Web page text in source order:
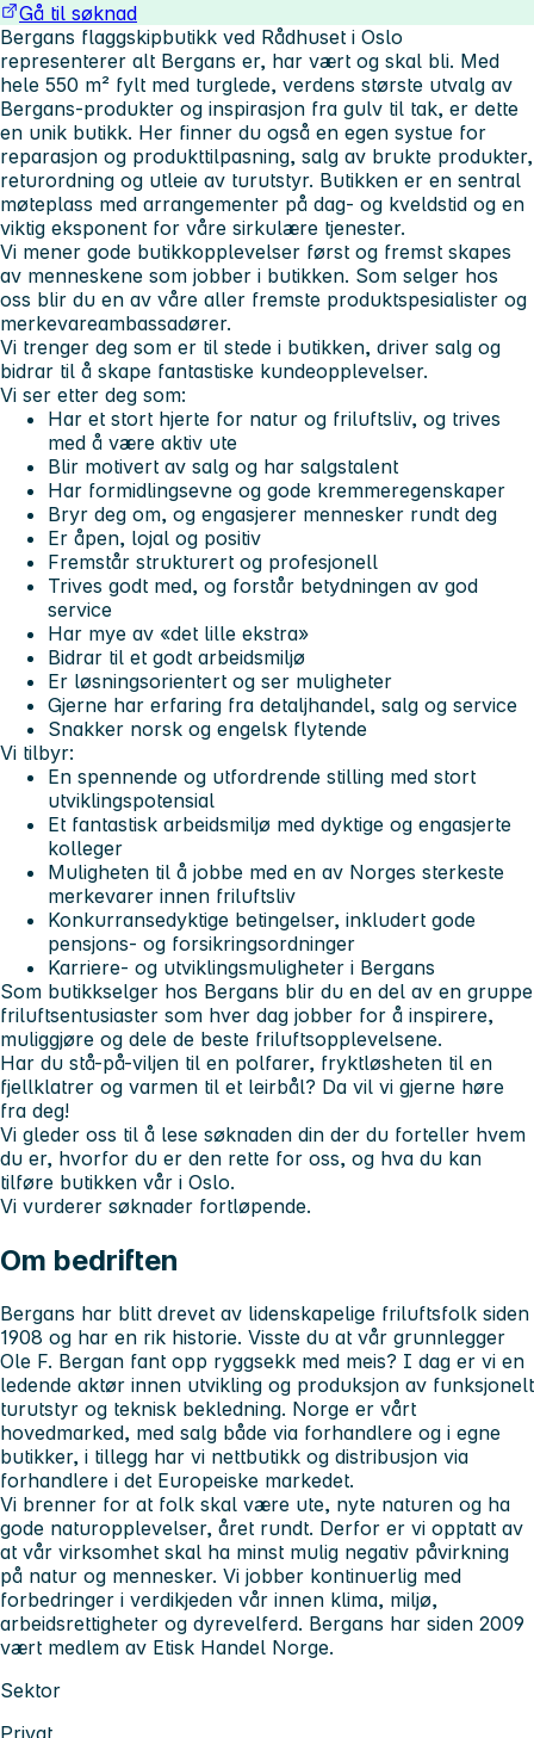
Gå til søknad
Bergans flaggskipbutikk ved Rådhuset i Oslo
representerer alt Bergans er, har vært og skal bli. Med
hele 550 m² fylt med turglede, verdens største utvalg av
Bergans-produkter og inspirasjon fra gulv til tak, er dette
en unik butikk. Her finner du også en egen systue for
reparasjon og produkttilpasning, salg av brukte produkter,
returordning og utleie av turutstyr. Butikken er en sentral
møteplass med arrangementer på dag- og kveldstid og en
viktig eksponent for våre sirkulære tjenester.
Vi mener gode butikkopplevelser først og fremst skapes
av menneskene som jobber i butikken. Som selger hos
oss blir du en av våre aller fremste produktspesialister og
merkevareambassadører.
Vi trenger deg som er til stede i butikken, driver salg og
bidrar til å skape fantastiske kundeopplevelser.
Vi ser etter deg som:
Har et stort hjerte for natur og friluftsliv, og trives
med å være aktiv ute
Blir motivert av salg og har salgstalent
Har formidlingsevne og gode kremmeregenskaper
Bryr deg om, og engasjerer mennesker rundt deg
Er åpen, lojal og positiv
Fremstår strukturert og profesjonell
Trives godt med, og forstår betydningen av god
service
Har mye av «det lille ekstra»
Bidrar til et godt arbeidsmiljø
Er løsningsorientert og ser muligheter
Gjerne har erfaring fra detaljhandel, salg og service
Snakker norsk og engelsk flytende
Vi tilbyr:
En spennende og utfordrende stilling med stort
utviklingspotensial
Et fantastisk arbeidsmiljø med dyktige og engasjerte
kolleger
Muligheten til å jobbe med en av Norges sterkeste
merkevarer innen friluftsliv
Konkurransedyktige betingelser, inkludert gode
pensjons- og forsikringsordninger
Karriere- og utviklingsmuligheter i Bergans
Som butikkselger hos Bergans blir du en del av en gruppe
friluftsentusiaster som hver dag jobber for å inspirere,
muliggjøre og dele de beste friluftsopplevelsene.
Har du stå-på-viljen til en polfarer, fryktløsheten til en
fjellklatrer og varmen til et leirbål? Da vil vi gjerne høre
fra deg!
Vi gleder oss til å lese søknaden din der du forteller hvem
du er, hvorfor du er den rette for oss, og hva du kan
tilføre butikken vår i Oslo.
Vi vurderer søknader fortløpende.
Om bedriften
Bergans har blitt drevet av lidenskapelige friluftsfolk siden
1908 og har en rik historie. Visste du at vår grunnlegger
Ole F. Bergan fant opp ryggsekk med meis? I dag er vi en
ledende aktør innen utvikling og produksjon av funksjonelt
turutstyr og teknisk bekledning. Norge er vårt
hovedmarked, med salg både via forhandlere og i egne
butikker, i tillegg har vi nettbutikk og distribusjon via
forhandlere i det Europeiske markedet.
Vi brenner for at folk skal være ute, nyte naturen og ha
gode naturopplevelser, året rundt. Derfor er vi opptatt av
at vår virksomhet skal ha minst mulig negativ påvirkning
på natur og mennesker. Vi jobber kontinuerlig med
forbedringer i verdikjeden vår innen klima, miljø,
arbeidsrettigheter og dyrevelferd. Bergans har siden 2009
vært medlem av Etisk Handel Norge.
Sektor
Privat